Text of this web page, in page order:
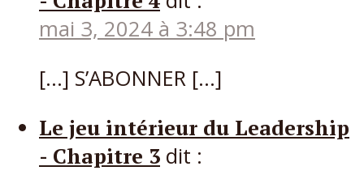
mai 3, 2024 à 3:48 pm
[…] S’ABONNER […]
Le jeu intérieur du Leadership
- Chapitre 3 dit :